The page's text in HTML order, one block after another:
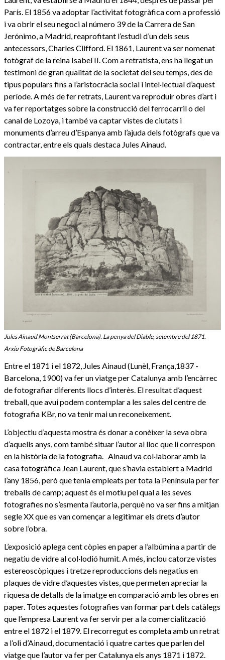
París. El 1856 va adoptar l’activitat fotogràfica com a professió
i va obrir el seu negoci al número 39 de la Carrera de San
Jerónimo, a Madrid, reaprofitant l’estudi d’un dels seus
antecessors, Charles Clifford. El 1861, Laurent va ser nomenat
fotògraf de la reina Isabel II. Com a retratista, ens ha llegat un
testimoni de gran qualitat de la societat del seu temps, des de
tipus populars fins a l’aristocràcia social i intel·lectual d’aquest
període. A més de fer retrats, Laurent va reproduir obres d’art i
va fer reportatges sobre la construcció del ferrocarril o del
canal de Lozoya, i també va captar vistes de ciutats i
monuments d’arreu d’Espanya amb l’ajuda dels fotògrafs que va
contractar, entre els quals destaca Jules Ainaud.
Jules Ainaud Montserrat (Barcelona). La penya del Diable, setembre del 1871.
Arxiu Fotogràfic de Barcelona
Entre el 1871 i el 1872, Jules Ainaud (Lunèl, França,1837 -
Barcelona, 1900) va fer un viatge per Catalunya amb l’encàrrec
de fotografiar diferents llocs d’interès. El resultat d’aquest
treball, que avui podem contemplar a les sales del centre de
fotografia KBr, no va tenir mai un reconeixement.
L’objectiu d’aquesta mostra és donar a conèixer la seva obra
d’aquells anys, com també situar l’autor al lloc que li correspon
en la història de la fotografia. Ainaud va col·laborar amb la
casa fotogràfica Jean Laurent, que s’havia establert a Madrid
l’any 1856, però que tenia empleats per tota la Península per fer
treballs de camp; aquest és el motiu pel qual a les seves
fotografies no s’esmenta l’autoria, perquè no va ser fins a mitjan
segle XX que es van començar a legitimar els drets d’autor
sobre l’obra.
L’exposició aplega cent còpies en paper a l’albúmina a partir de
negatiu de vidre al col·lodió humit. A més, inclou catorze vistes
estereoscòpiques i tretze reproduccions dels negatius en
plaques de vidre d’aquestes vistes, que permeten apreciar la
riquesa de detalls de la imatge en comparació amb les obres en
paper. Totes aquestes fotografies van formar part dels catàlegs
que l’empresa Laurent va fer servir per a la comercialització
entre el 1872 i el 1879. El recorregut es completa amb un retrat
a l’oli d’Ainaud, documentació i quatre cartes que parlen del
viatge que l’autor va fer per Catalunya els anys 1871 i 1872.